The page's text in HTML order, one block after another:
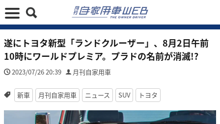
遂にトヨタ新型「ランドクルーザー」、8月2日午前
10時にワールドプレミア。プラドの名前が消滅!?
2023/07/26 20:39 月刊自家用車
新車 月刊自家用車 ニュース SUV トヨタ